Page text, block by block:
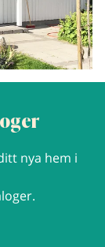
nya hem i